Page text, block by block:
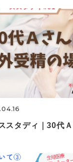
スタディ｜30代